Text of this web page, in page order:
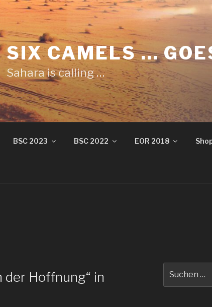
SIX CAMELS …
Sahara is calling …
BSC 2023 BSC 2022 EOR 2018
der Hoffnung“ in
nach: